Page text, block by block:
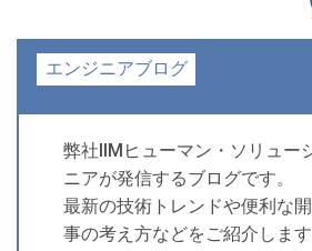
エンジニアブログ
弊社IIMヒューマン・ソリュー
ニアが発信するブログです。
最新の技術トレンドや便利な
事の考え方などをご紹介します